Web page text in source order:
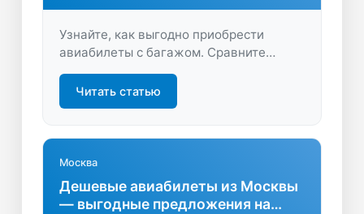
Узнайте, как выгодно приобрести
авиабилеты с багажом. Сравните
предложения, узнайте правила
провоза вещей и выберите
оптимальный вариант для вашего
деньги!
Читать статью
Москва
Дешевые авиабилеты из Москвы
— выгодные предложения на